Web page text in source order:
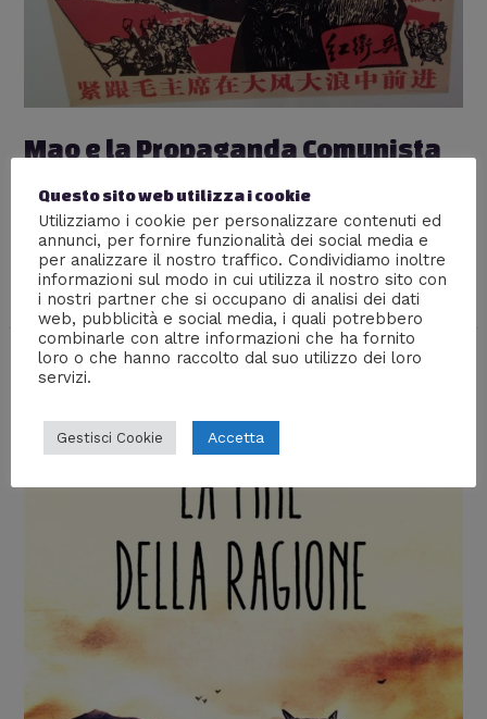
Mao e la Propaganda Comunista
Prof Carbone
Un breve viaggio nel mondo della propaganda del
pensiero Maoista, che ha così tanto influito sullo stile di
vita cinese.
Questo sito web utilizza i cookie
Utilizziamo i cookie per personalizzare contenuti ed
annunci, per fornire funzionalità dei social media e
per analizzare il nostro traffico. Condividiamo inoltre
informazioni sul modo in cui utilizza il nostro sito con
i nostri partner che si occupano di analisi dei dati
web, pubblicità e social media, i quali potrebbero
combinarle con altre informazioni che ha fornito
loro o che hanno raccolto dal suo utilizzo dei loro
servizi.
Gestisci Cookie Accetta